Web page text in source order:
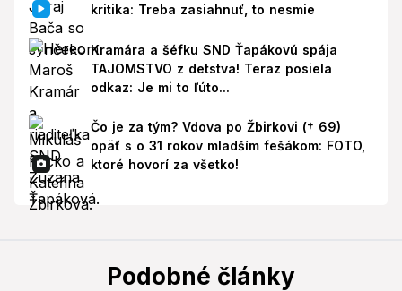
kritika: Treba zasiahnuť, to nesmie
Kramára a šéfku SND Ťapákovú spája
TAJOMSTVO z detstva! Teraz posiela
odkaz: Je mi to ľúto...
Čo je za tým? Vdova po Žbirkovi († 69)
opäť s o 31 rokov mladším fešákom: FOTO,
ktoré hovorí za všetko!
Podobné články